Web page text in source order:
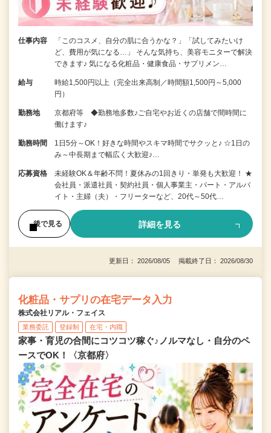
仕事内容
「このコスメ、自分の肌に合うかな？」「試してみたいけ
ど、費用が気になる…」 そんな気持ち、美容モニターで解決
できます♪ 気になる化粧品・健康食品・サプリメン…
給与
時給1,500円以上（完全出来高制／時間額1,500円～5,000
円）
勤務地
京都府等 ◆勤務地多数♪ご自宅やお近くの店舗で間時間に
働けます♪
勤務時間
1日5分～OK！好きな時間やスキマ時間でサクッと♪ ☆1日の
み～中長期まで幅広く大歓迎♪…
応募資格
未経験OK＆年齢不問！夏休みの1回きり・単発も大歓迎！ ★
会社員・派遣社員・契約社員・個人事業主・パート・アルバ
イト・主婦（夫）・フリーターなど、20代～50代…
後で見る 詳細を見る
更新日： 2026/08/05 掲載終了日： 2026/08/30
化粧品・サプリの在宅データ入力
株式会社リアル・フェイス
業務委託 登録制 在宅・内職
家事・育児の合間にコツコツ稼ぐ♪ノルマなし・自分のペ
ースでOK！〈京都府〉